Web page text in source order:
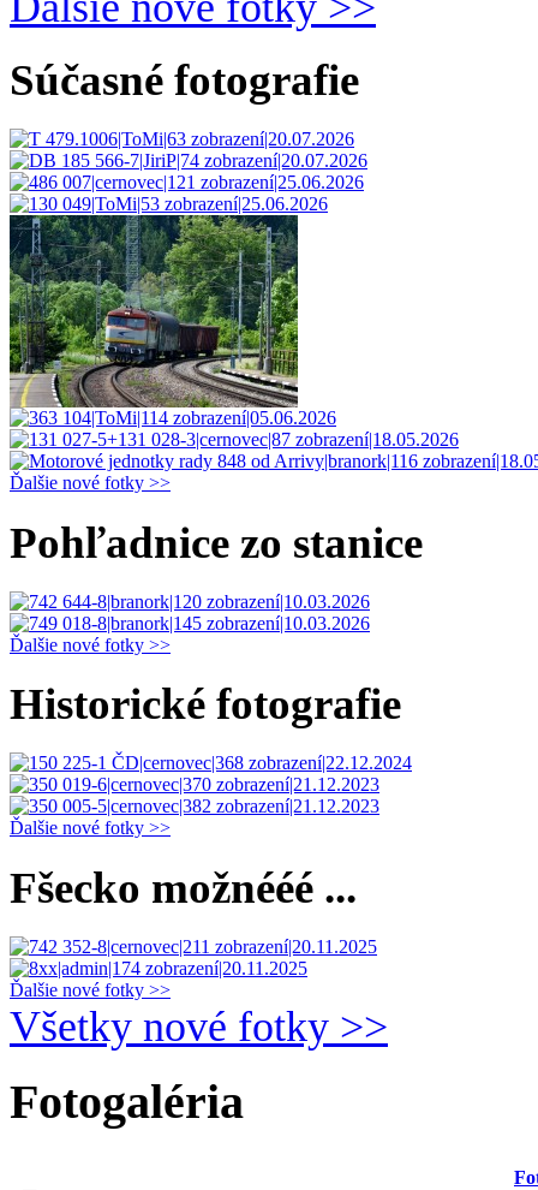
Súčasné fotografie
Ďalšie nové fotky >>
Pohľadnice zo stanice
Ďalšie nové fotky >>
Historické fotografie
Ďalšie nové fotky >>
Fšecko možnééé ...
Ďalšie nové fotky >>
Všetky nové fotky >>
Fotogaléria